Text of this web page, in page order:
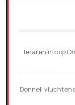
lerareninfoop
Donnell vluchten